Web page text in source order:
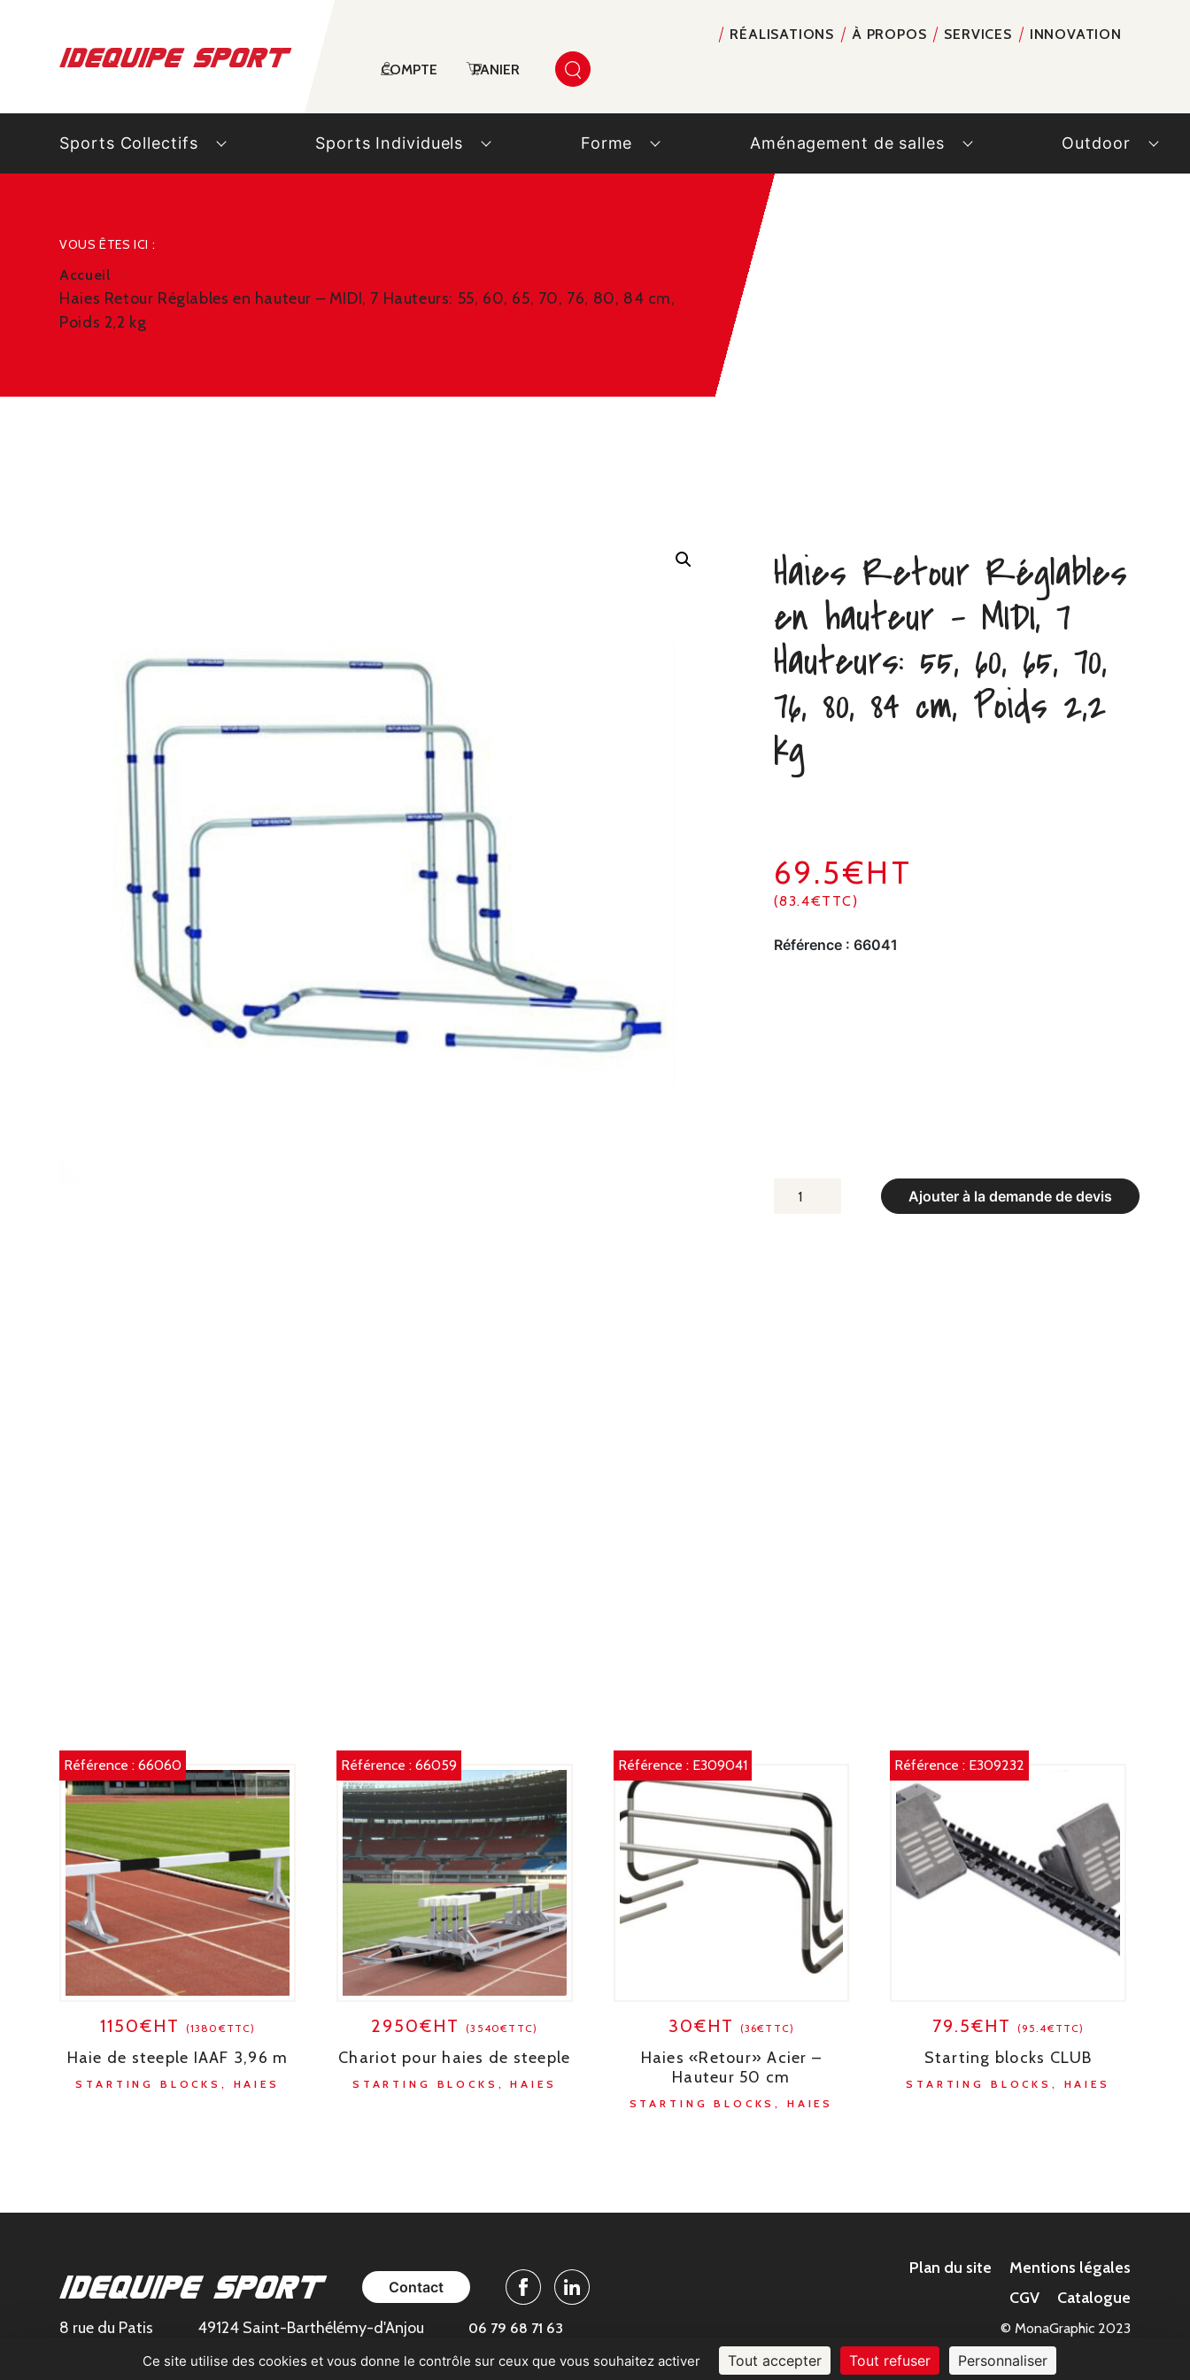
RÉALISATIONS À PROPOS SERVICES INNOVATION
COMPTE PANIER
Sports Collectifs Sports Individuels Forme Aménagement de salles Outdoor
VOUS ÊTES ICI :
Accueil
Haies Retour Réglables en hauteur – MIDI, 7 Hauteurs: 55, 60, 65, 70, 76, 80, 84 cm,
Poids 2,2 kg
Haies Retour Réglables
en hauteur – MIDI, 7
Hauteurs: 55, 60, 65, 70,
76, 80, 84 cm, Poids 2,2
kg
69.5€HT
(83.4€TTC)
Référence : 66041
Ajouter à la demande de devis
QUANTITÉ
Référence :66060
1150€HT (1380€TTC)
Haie de steeple IAAF 3,96 m
STARTING BLOCKS, HAIES
Référence : 66059
2950€HT(3540€TTC)
Chariot pour haies de steeple
STARTING BLOCKS, HAIES
Référence : E309041
30€HT (36€TTC)
Haies «Retour» Acier –
Hauteur 50 cm
STARTING BLOCKS, HAIES
Référence : E309232
79.5€HT (95.4€TTC)
Starting blocks CLUB
STARTING BLOCKS, HAIES
Contact FacebookLinkedin
Plan du site
Mentions légales
CGV
Catalogue
8 rue du Patis
49124 Saint-Barthélémy-d'Anjou 06 79 68 71 63 © MonaGraphic 2023
Ce site utilise des cookies et vous donne le contrôle sur ceux que vous souhaitez activer Tout accepter Tout refuser Personnaliser